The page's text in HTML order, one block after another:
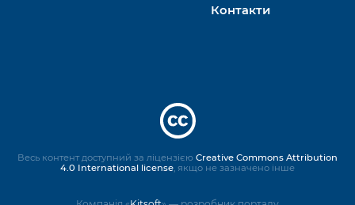
Контакти
Весь контент доступний за ліцензією Creative Commons Attribution
4.0 International license, якщо не зазначено інше